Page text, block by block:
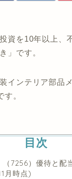
資を10年以上、
」です。
インテリア部品
す。
目次
（7256）優待と配
月時点)